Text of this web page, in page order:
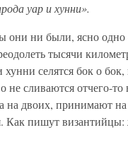
уар и хунни».
они ни были, ясно
тысячи
селятся бок о
не сливаются отчего-
на двоих, принимают
Как пишут